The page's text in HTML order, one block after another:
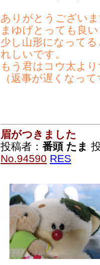
ありがとうござい
まゆげとっても良
少し山形になって
れしいです。
もう君はコウ太よ
（返事が遅くなっ
眉がつきました
投稿者： 番頭 たま
No.94590 RES